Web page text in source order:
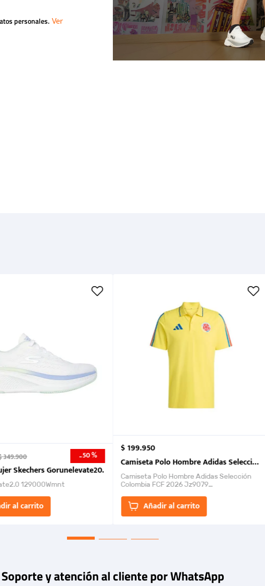
personales.
2026
349.900 -50 %
Skechers Gorunelevate20.
129000Wmnt
al carrito
$199.950
Camiseta Polo Hombre Adidas Selección
Camiseta Polo Hombre Adidas Selección
Colombia FCF 2026 Jz9079
un estilo de...Añadir al carrito
Soporte y atención al cliente por WhatsApp